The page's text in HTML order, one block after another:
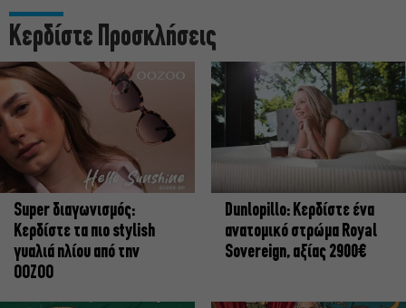
Κερδίστε Προσκλήσεις
Super διαγωνισμός:
Κερδίστε τα πιο stylish
γυαλιά ηλίου από την
OOZOO
Dunlopillo: Κερδίστε ένα
ανατομικό στρώμα Royal
Sovereign, αξίας 2900€